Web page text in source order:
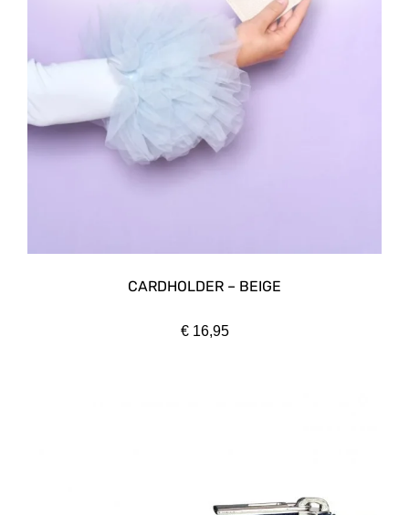
CARDHOLDER – BEIGE
€16,95